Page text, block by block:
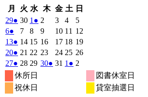
月
月
曜
日
火 火
曜
日
水 水
曜
日
木木
曜
日
金金
曜
日
土 土
曜
日
日
292026
年
6
月
29
日
● (1
件
の
イ
ベ
ン
ト)
302026
年
6
月
30
日
1 2026
年
7
月
1
日
● (1
件
の
イ
ベ
2 2026
年
7
月
2
日
32026
年
7
月
3
日
42026
年
7
月
4
日
52026
年
7
月
5
日
62026
年
7
月
6
日
●
件
の
イ
ベ
ン
ト)
72026
年
7
月
7
日
82026
年
7
月
8
日
92026
年
7
月
9
102026
年
7
月
10
11 2026
年
月
11
12
年
12
132026
年
7
月
13
日
● (1
件
の
イ
ベ
ン
142026
年
7
14
日
152026
年
7
月
162026
7
月
172026
年
7
月
182026
年
月
192026
年
月
202026
年
7
月
20
● (1
件
の
イ
ベ
21 2026
年
7
月
21
22 2026
年
232026
年
242026
年
252026
年
262026
7
月
272026
年
7
月
● (1
件
の
イ
282026
年
7
月
292026
302026
● (1
31 2026
1 2026
● (1
2
年
休所日
図書休室日
祝休日
貸室抽選日